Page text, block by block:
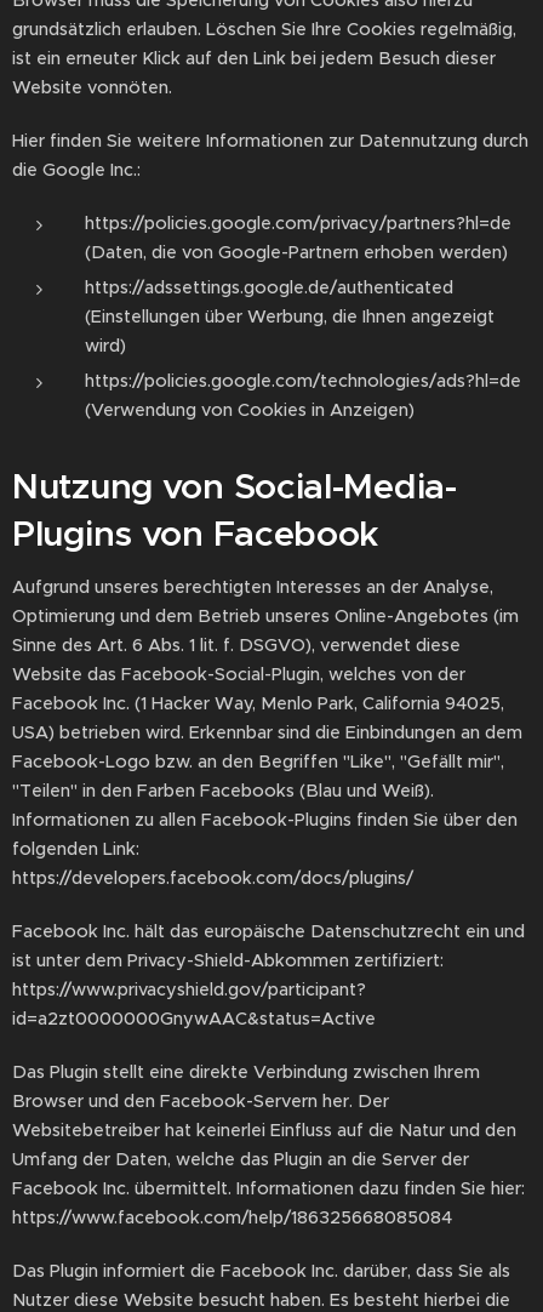
grundsätzlich erlauben. Löschen Sie Ihre Cookies regelmäßig,
ist ein erneuter Klick auf den Link bei jedem Besuch dieser
Website vonnöten.
Hier finden Sie weitere Informationen zur Datennutzung durch
die Google Inc.:
https://policies.google.com/privacy/partners?hl=de
(Daten, die von Google-Partnern erhoben werden)
https://adssettings.google.de/authenticated
(Einstellungen über Werbung, die Ihnen angezeigt
wird)
https://policies.google.com/technologies/ads?hl=de
(Verwendung von Cookies in Anzeigen)
Nutzung von Social-Media-
Plugins von Facebook
Aufgrund unseres berechtigten Interesses an der Analyse,
Optimierung und dem Betrieb unseres Online-Angebotes (im
Sinne des Art. 6 Abs. 1 lit. f. DSGVO), verwendet diese
Website das Facebook-Social-Plugin, welches von der
Facebook Inc. (1 Hacker Way, Menlo Park, California 94025,
USA) betrieben wird. Erkennbar sind die Einbindungen an dem
Facebook-Logo bzw. an den Begriffen "Like", "Gefällt mir",
"Teilen" in den Farben Facebooks (Blau und Weiß).
Informationen zu allen Facebook-Plugins finden Sie über den
folgenden Link:
https://developers.facebook.com/docs/plugins/
Facebook Inc. hält das europäische Datenschutzrecht ein und
ist unter dem Privacy-Shield-Abkommen zertifiziert:
https://www.privacyshield.gov/participant?
id=a2zt0000000GnywAAC&status=Active
Das Plugin stellt eine direkte Verbindung zwischen Ihrem
Browser und den Facebook-Servern her. Der
Websitebetreiber hat keinerlei Einfluss auf die Natur und den
Umfang der Daten, welche das Plugin an die Server der
Facebook Inc. übermittelt. Informationen dazu finden Sie hier:
https://www.facebook.com/help/186325668085084
Das Plugin informiert die Facebook Inc. darüber, dass Sie als
Nutzer diese Website besucht haben. Es besteht hierbei die